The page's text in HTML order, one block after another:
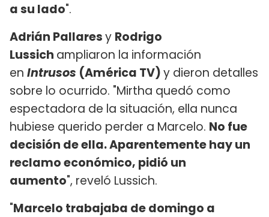
a su lado".
Adrián Pallaresy Rodrigo
Lussich ampliaron la información
en Intrusos (América TV)y dieron detalles
sobre lo ocurrido. "Mirtha quedó como
espectadora de la situación, ella nunca
hubiese querido perder a Marcelo. No fue
decisión de ella. Aparentemente hay un
reclamo económico, pidió un
aumento", reveló Lussich.
"Marcelo trabajaba de domingo a